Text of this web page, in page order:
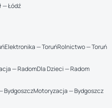
— Łódź
Elektronika — ToruńRolnictwo — Toruń
— RadomDla Dzieci — Radom
BydgoszczMotoryzacja — Bydgoszcz